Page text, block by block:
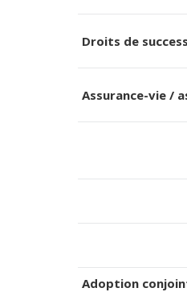
Droits de
Assurance-vie /
Adoption